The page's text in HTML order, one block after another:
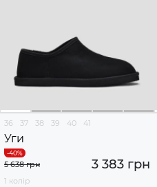
36 37 38 39 40 41
Уги
3 383 грн
5 638 грн
1 колір